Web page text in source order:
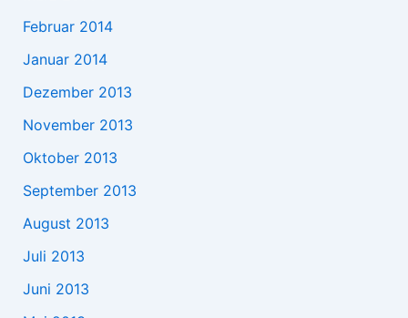
Februar 2014
Januar 2014
Dezember 2013
November 2013
Oktober 2013
September 2013
August 2013
Juli 2013
Juni 2013